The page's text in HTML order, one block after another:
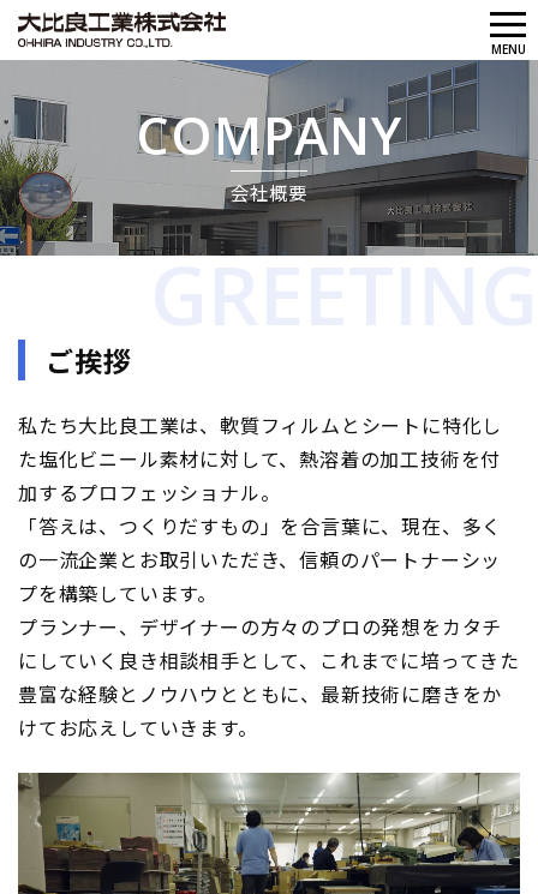
COMPANY
会社概要
ご挨拶
私たち大比良工業は、軟質フィルムとシートに特化し
た塩化ビニール素材に対して、熱溶着の加工技術を付
加するプロフェッショナル。
「答えは、つくりだすもの」を合言葉に、現在、多く
の一流企業とお取引いただき、信頼のパートナーシッ
プを構築しています。
プランナー、デザイナーの方々のプロの発想をカタチ
にしていく良き相談相手として、これまでに培ってきた
豊富な経験とノウハウとともに、最新技術に磨きをか
けてお応えしていきます。
メ
MENU